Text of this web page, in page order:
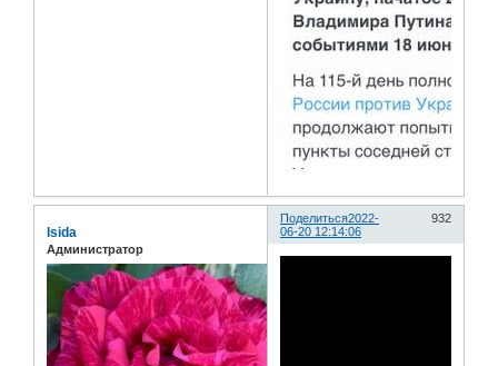
Поделиться 932
2022-
06-20 12:14:06
Isida
Администратор